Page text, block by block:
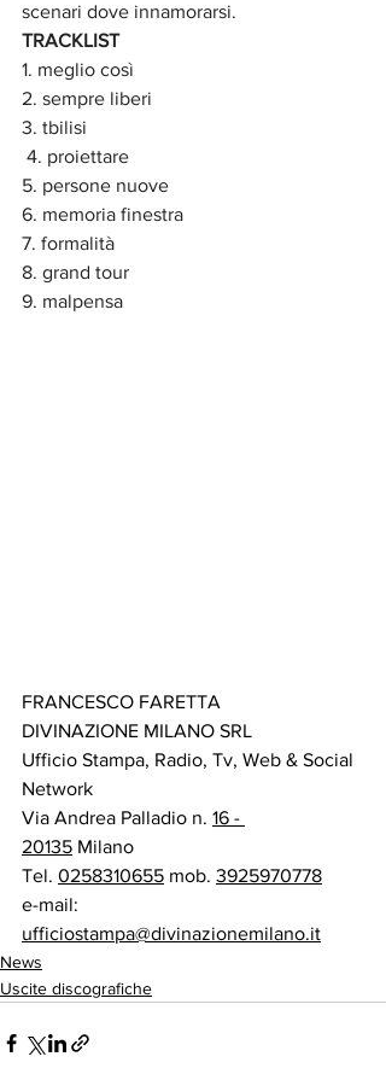
scenari dove innamorarsi.
TRACKLIST
1. meglio così
2. sempre liberi
3. tbilisi
4. proiettare
5. persone nuove
6. memoria finestra
7. formalità
8. grand tour
9. malpensa
FRANCESCO FARETTA
DIVINAZIONE MILANO SRL
Ufficio Stampa, Radio, Tv, Web & Social
Network
Via Andrea Palladio n. 16 -
20135 Milano
Tel. 0258310655 mob. 3925970778
e-mail:
ufficiostampa@divinazionemilano.it
News
Uscite discografiche